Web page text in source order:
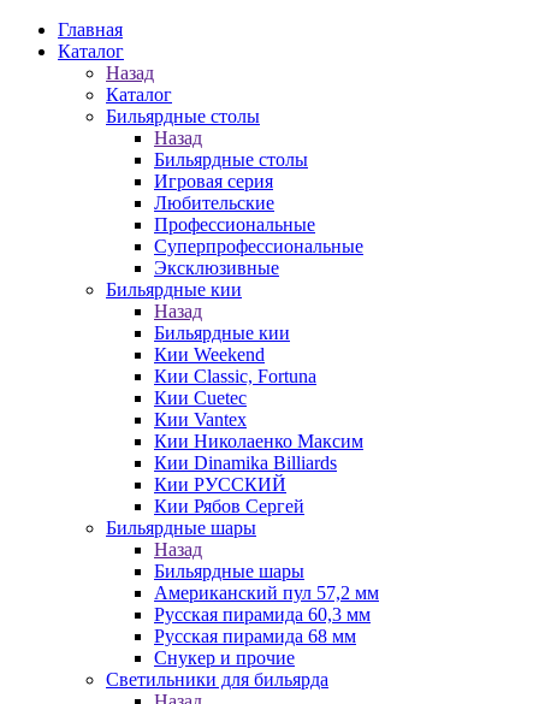
Главная
Каталог
Назад
Каталог
Бильярдные столы
Назад
Бильярдные столы
Игровая серия
Любительские
Профессиональные
Суперпрофессиональные
Эксклюзивные
Бильярдные кии
Назад
Бильярдные кии
Кии Weekend
Кии Classic, Fortuna
Кии Cuetec
Кии Vantex
Кии Николаенко Максим
Кии Dinamika Billiards
Кии РУССКИЙ
Кии Рябов Сергей
Бильярдные шары
Назад
Бильярдные шары
Американский пул 57,2 мм
Русская пирамида 60,3 мм
Русская пирамида 68 мм
Снукер и прочие
Светильники для бильярда